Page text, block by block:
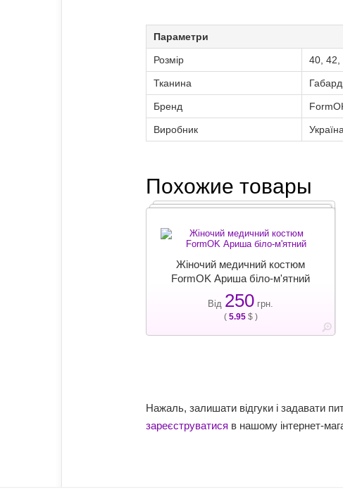
Параметри
Розмір 40, 42,
Тканина
Бренд
Виробник
Похожие товары
Жіночий медичний костюм
FormOK Ариша біло-м'ятний
Від 250 грн.
( 5.95$ )
Нажаль, залишати відгуки і задавати
зареєструватися в нашому інтернет-